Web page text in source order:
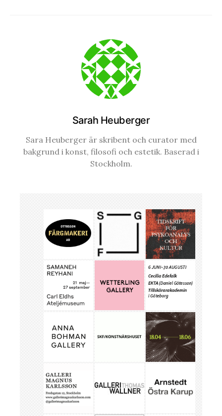
Sarah Heuberger
Sara Heuberger är skribent och curator med
bakgrund i konst, filosofi och estetik. Baserad i
Stockholm.